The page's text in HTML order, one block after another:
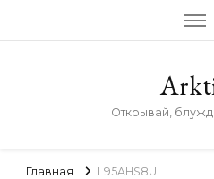
Открывай,
Главная L95AHS8U